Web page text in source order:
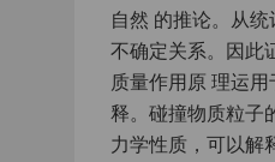
自然 的推论。从
不确定关系。因此
质量作用原 理运
释。碰撞物质粒子
力学性质，可以解